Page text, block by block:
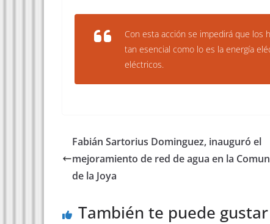
Con esta acción se impedirá que los
tan esencial como lo es la energía
eléctricos.
Fabián Sartorius Dominguez, inauguró el
mejoramiento de red de agua en la
de la Joya
También te puede gustar